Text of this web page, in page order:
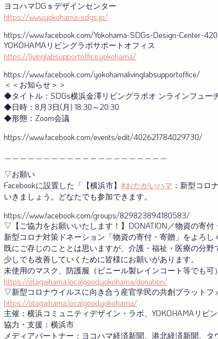
ヨコハマDGｓデザインセンター
https://www.yokohama-sdgs.jp/
https://www.facebook.com/Yokohama-SDGs-Design-Center-
YOKOHAMAリビングラボサポートオフィス
https://livinglabsupportoffice.yokohama/
https://www.facebook.com/yokohamalivinglabsupportoffice/
＜＜お知らせ＞＞
◆タイトル：SDGs横浜金澤リビングラボオ ンラインフュー
◆日時：8月3日(月) 18:30～20:30
◆形態：Zoom会議
https://www.facebook.com/events/edit/402621784029730/
▽お願い
Facebookに設置した「【横浜市】 #おたがいハマ ：新型コロ
いきましょう。どなたでも参加できます。
https://www.facebook.com/groups/829823894180583/
▽【ご協力をお願いいたします！】DONATION／物資の寄付
新型コロナ対策ドネーション「物資の寄付・寄贈」をよろし
既にご存じのこととは思いますが、介護・福祉・医療の分
少しでも改善していくために皆様にお願いがあります。
未使用のマスク、防護服（ビニール製レインコート等でも
https://otagaihama.localgood.yokohama/donation/
▽新型コロナウイルスに向き合う産官学⺠の共創プラットフ
https://otagaihama.localgood.yokohama/
主催：横浜コミュニティデザイン・ラボ、YOKOHAMAリビ
協力・支援：横浜市
メディアパートナー：ヨコハマ経済新聞、港北経済新聞、タ